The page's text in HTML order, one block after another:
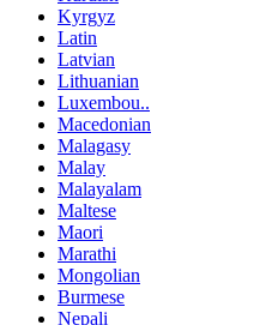
Kyrgyz
Latin
Latvian
Lithuanian
Luxembou..
Macedonian
Malagasy
Malay
Malayalam
Maltese
Maori
Marathi
Mongolian
Burmese
Nepali